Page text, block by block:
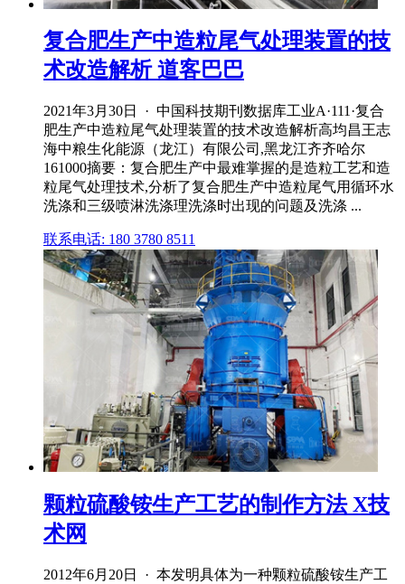
复合肥生产中造粒尾气处理装置的技
术改造解析 道客巴巴
2021年3月30日 · 中国科技期刊数据库工业A·111·复合
肥生产中造粒尾气处理装置的技术改造解析高均昌王志
海中粮生化能源（龙江）有限公司,黑龙江齐齐哈尔
161000摘要：复合肥生产中最难掌握的是造粒工艺和造
粒尾气处理技术,分析了复合肥生产中造粒尾气用循环水
洗涤和三级喷淋洗涤理洗涤时出现的问题及洗涤 ...
联系电话: 180 3780 8511
颗粒硫酸铵生产工艺的制作方法 X技
术网
2012年6月20日 · 本发明具体为一种颗粒硫酸铵生产工